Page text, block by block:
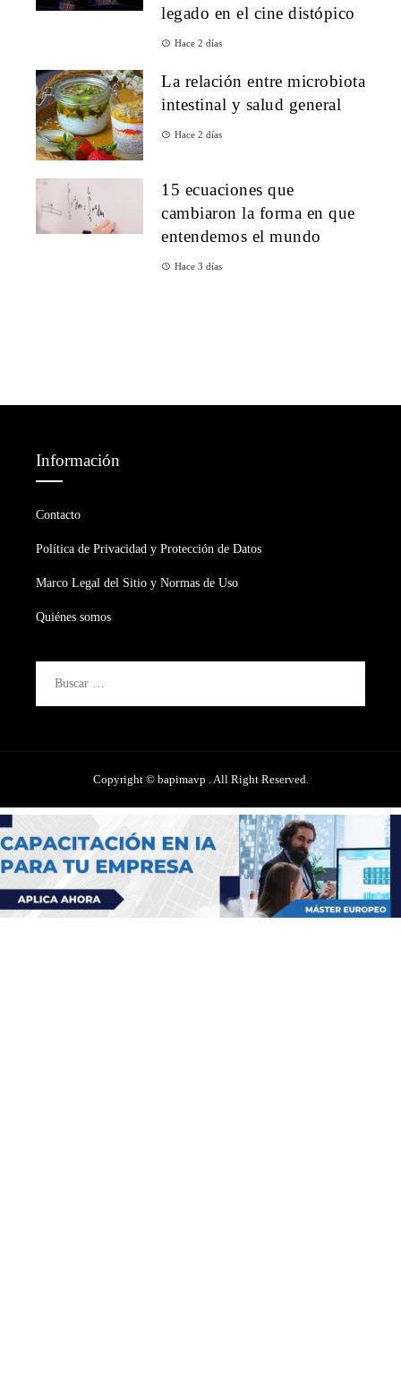
legado en el cine distópico
Hace 2 días
La relación entre microbiota
intestinal y salud general
Hace 2 días
15 ecuaciones que
cambiaron la forma en que
entendemos el mundo
Hace 3 días
Información
Contacto
Política de Privacidad y Protección de Datos
Marco Legal del Sitio y Normas de Uso
Quiénes somos
Copyright © bapimavp . All Right Reserved.